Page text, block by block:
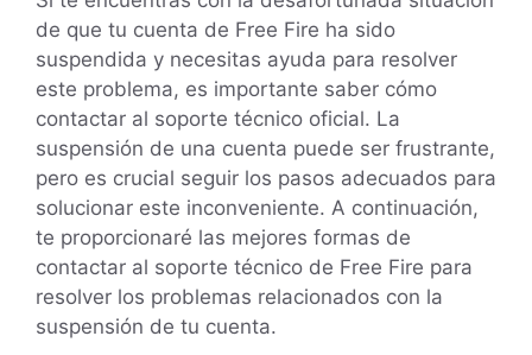
de que tu cuenta de Free Fire ha sido
suspendida y necesitas ayuda para resolver
este problema, es importante saber cómo
contactar al soporte técnico oficial. La
suspensión de una cuenta puede ser frustrante,
pero es crucial seguir los pasos adecuados para
solucionar este inconveniente. A continuación,
te proporcionaré las mejores formas de
contactar al soporte técnico de Free Fire para
resolver los problemas relacionados con la
suspensión de tu cuenta.